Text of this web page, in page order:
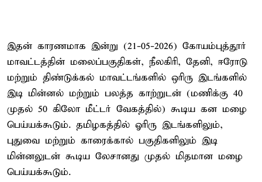
இதன் காரணமாக இன்று (21-05-2026) கோயம்புத்தூர்
மாவட்டத்தின் மலைப்பகுதிகள், நீலகிரி, தேனி, ஈரோடு
மற்றும் திண்டுக்கல் மாவட்டங்களில் ஒரிரு இடங்களில்
இடி மின்னல் மற்றும் பலத்த காற்றுடன் (மணிக்கு 40
முதல் 50 கிலோ மீட்டர் வேகத்தில்) கூடிய கன மழை
பெய்யக்கூடும். தமிழகத்தில் ஓரிரு இடங்களிலும்,
புதுவை மற்றும் காரைக்கால் பகுதிகளிலும் இடி
மின்னலுடன் கூடிய லேசானது முதல் மிதமான மழை
பெய்யக்கூடும்.